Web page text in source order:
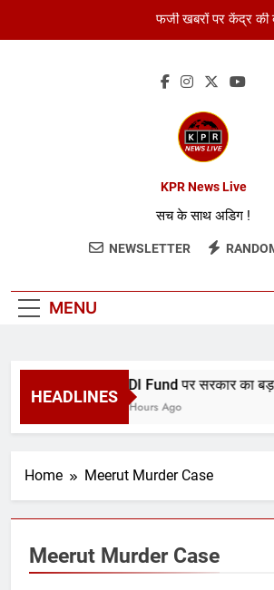
फर्जी खबरों पर केंद्र की
RDI Fund पर सरकार का बड़ा
फर्जी खबरों पर केंद्र की
FCRA बिल पर भारत ने अमेरिका को
RBI ने रेपो रेट 5.25%
KPR News Live
सच के साथ अडिग !
NEWSLETTER
MENU
HEADLINES
RDI Fund पर सरकार का बड़ा
5 Hours Ago
Home Meerut Murder Case
Meerut Murder Case